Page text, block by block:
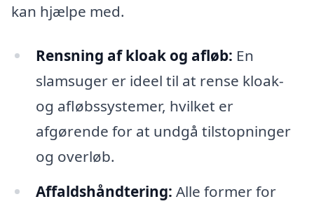
kan hjælpe med.
Rensning af kloak og afløb: En
slamsuger er ideel til at rense kloak-
og afløbssystemer, hvilket er
afgørende for at undgå tilstopninger
og overløb.
Affaldshåndtering: Alle former for